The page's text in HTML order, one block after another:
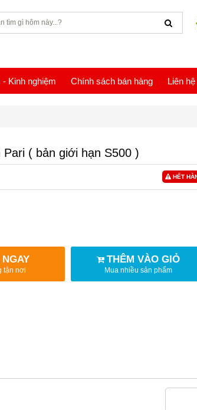
- Kinh nghiệm Chính sách bán hàng Liên hệ
( bản giới hạn S500 )
HẾT
tận nơi
THÊM VÀO GIỎ
Mua nhiều sản phẩm